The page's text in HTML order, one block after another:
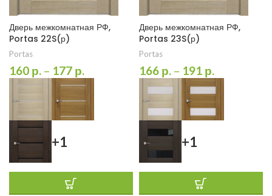
Дверь межкомнатная РФ,
Portas 22S(р)
Portas
160 р. – 177 р.
+1
Дверь межкомнатная РФ,
Portas 23S(р)
Portas
166 р. – 191 р.
+1